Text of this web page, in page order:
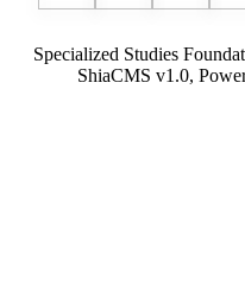
Specialized